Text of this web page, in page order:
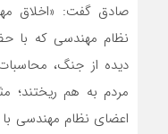
صادق گفت: «اخلاق
نظام مهندسی که با
دیده از جنگ،
مردم به هم ریختند؛
اعضای نظام مهندسی